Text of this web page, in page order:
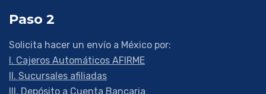
Paso 2
Solicita hacer un envío a México por:
I. Cajeros Automáticos AFIRME
II. Sucursales afiliadas
III. Depósito a Cuenta Bancaria